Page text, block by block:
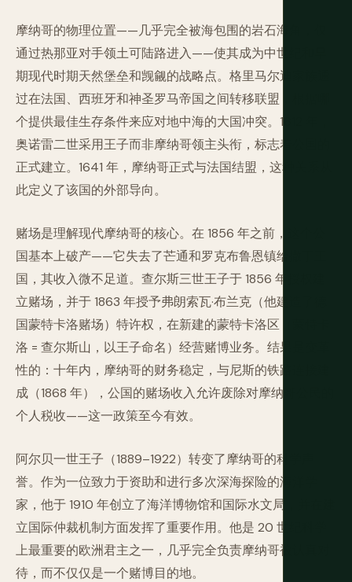
摩纳哥的物理位置——几乎完全被海包围的岩石海角，仅
通过热那亚对手领土可陆路进入——使其成为中世纪和早
期现代时期天然堡垒和觊觎的战略点。格里马尔迪家族通
过在法国、西班牙和神圣罗马帝国之间转移联盟，根据哪
个提供最佳生存条件来应对地中海的大国冲突。1612 年，
奥诺雷二世采用王子而非摩纳哥领主头衔，标志着公国的
正式建立。1641 年，摩纳哥正式与法国结盟，这种关系从
此定义了该国的外部导向。
赌场是理解现代摩纳哥的核心。在 1856 年之前，这个公
国基本上破产——它失去了芒通和罗克布鲁恩镇给撒丁王
国，其收入微不足道。查尔斯三世王子于 1856 年授权建
立赌场，并于 1863 年授予弗朗索瓦·布兰克（他建造了德
国蒙特卡洛赌场）特许权，在新建的蒙特卡洛区（蒙特卡
洛 = 查尔斯山，以王子命名）经营赌博业务。结果是变革
性的：十年内，摩纳哥的财务稳定，与尼斯的铁路连接建
成（1868 年），公国的赌场收入允许废除对摩纳哥公民的
个人税收——这一政策至今有效。
阿尔贝一世王子（1889–1922）转变了摩纳哥的科学声
誉。作为一位致力于资助和进行多次深海探险的海洋学
家，他于 1910 年创立了海洋博物馆和国际水文局，并在建
立国际仲裁机制方面发挥了重要作用。他是 20 世纪科学
上最重要的欧洲君主之一，几乎完全负责摩纳哥被认真对
待，而不仅仅是一个赌博目的地。